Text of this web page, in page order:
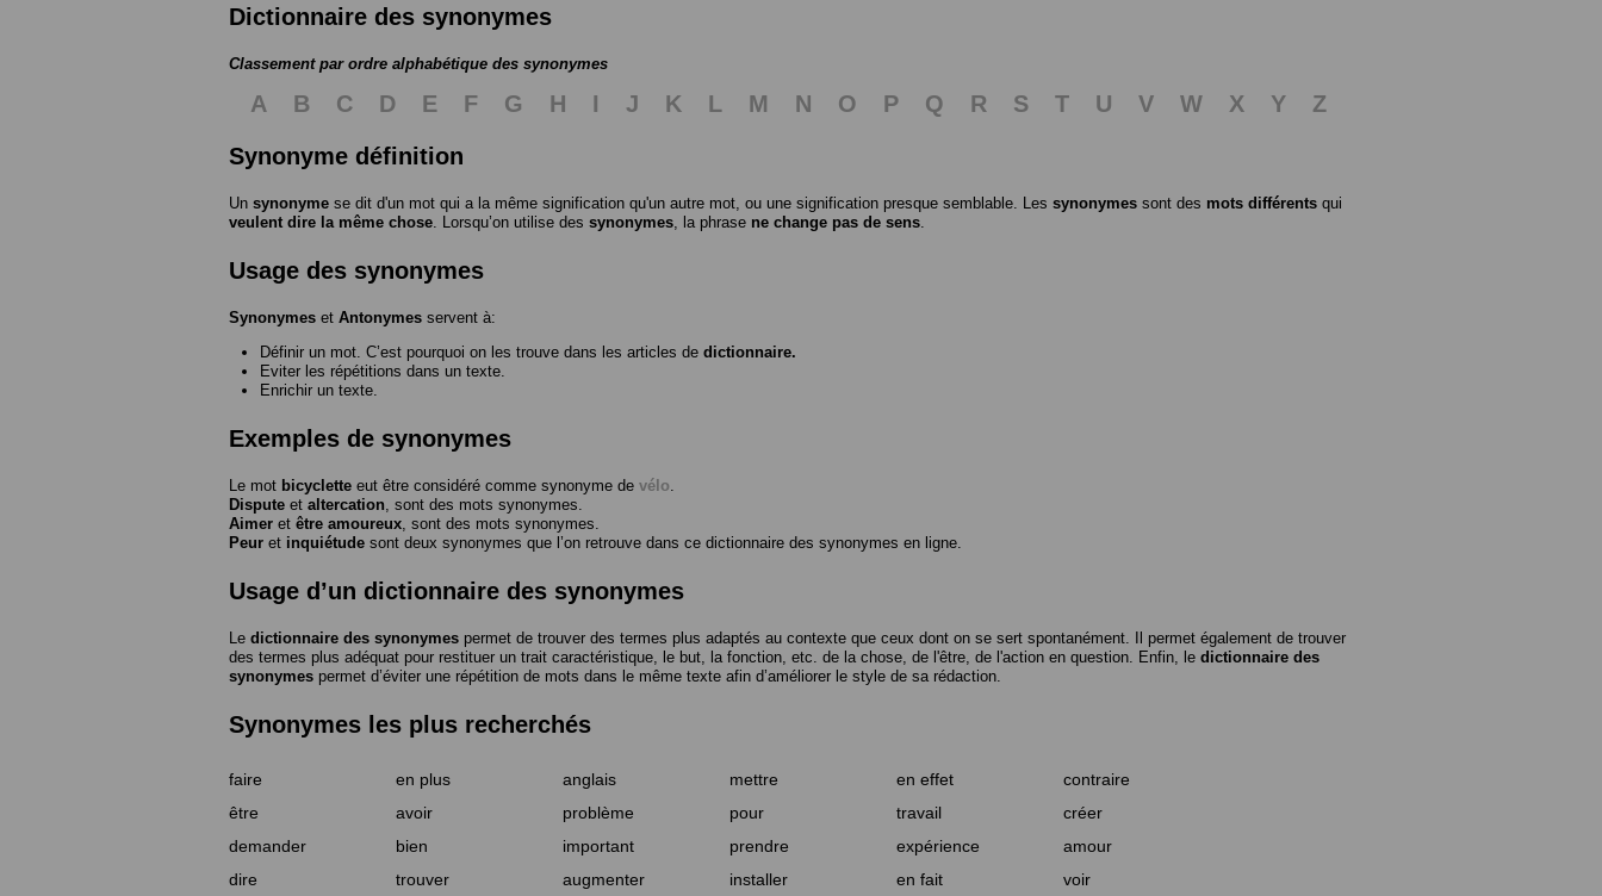
Dictionnaire des synonymes
Classement par ordre alphabétique des synonymes
A B C D E F G H I J K L M N O P Q R S T U V W X Y
Z
Synonyme définition
Un synonyme se dit d'un mot qui a la même signification qu'un autre mot, ou une signification presque semblable. Les synonymes sont des mots différents qui
veulent dire la même chose . Lorsqu’on utilise des synonymes , la phrase ne change pas de sens
Usage des synonymes
Synonymes et Antonymes servent à:
Définir un mot. C’est pourquoi on les trouve dans les articles de dictionnaire.
Eviter les répétitions dans un texte.
Enrichir un texte.
Exemples de synonymes
Le mot bicyclette eut être considéré comme synonyme de vélo
Dispute et altercation , sont des mots synonymes.
Aimer et être amoureux , sont des mots synonymes.
Peur et inquiétude sont deux synonymes que l’on retrouve dans ce dictionnaire des synonymes en ligne.
Usage d’un dictionnaire des synonymes
Le dictionnaire des synonymes permet de trouver des termes plus adaptés au contexte que ceux dont on se sert spontanément. Il permet également de trouver
des termes plus adéquat pour restituer un trait caractéristique, le but, la fonction, etc. de la chose, de l'être, de l'action en question. Enfin, le dictionnaire des
synonymes permet d’éviter une répétition de mots dans le même texte afin d’améliorer le style de sa rédaction.
Synonymes les plus recherchés
faire en plus anglais mettre en effet
contraire
être
avoir problème pour travail
créer
demander
bien important prendre expérience
amour
dire
trouver augmenter installer en fait voir